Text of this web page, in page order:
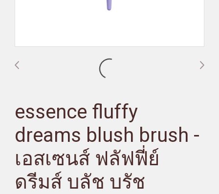
essence fluffy
dreams blush brush -
เอสเซนส์ ฟลัฟฟี่ย์
ดรีมส์ บลัช บรัช